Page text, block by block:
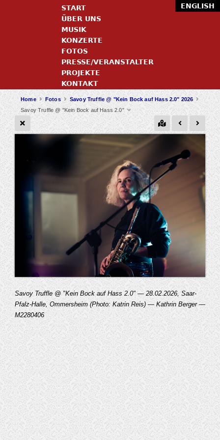
Home Fotos
Savoy Truffle @ "Kein Bock auf Hass 2.0" 2026
Savoy Truffle @ "Kein Bock auf Hass 2.0"
Savoy Truffle @ "Kein Bock auf Hass 2.0" — 28.02.2026, Saar-
Pfalz-Halle, Ommersheim (Photo: Katrin Reis) — Kathrin Berger —
M2280406
START
ÜBER UNS
MUSIK
KONZERTE
FOTOS
PRESSE/VERANSTALTER
PROJEKTE
KONTAKT
ENGLISH